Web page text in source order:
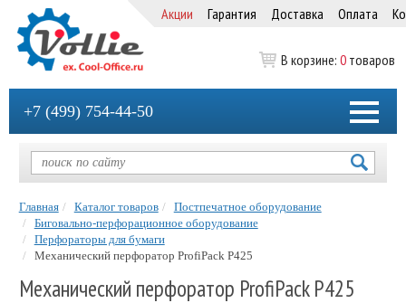
Акции Гарантия Доставка Оплата
В корзине: 0 товаров
+7 (499) 754-44-50
Главная Каталог товаров
Постпечатное оборудование
Биговально-перфорационное оборудование
Перфораторы для бумаги
Механический перфоратор ProfiPack P425
Механический перфоратор ProfiPack P425